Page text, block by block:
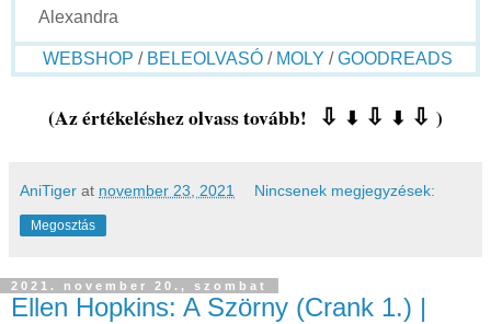
Alexandra
WEBSHOP / BELEOLVASÓ / MOLY /GOODREADS
(Az értékeléshez olvass tovább! ⇩ ⬇ ⇩ ⬇ ⇩ )
AniTiger at november 23, 2021 Nincsenek megjegyzések:
Megosztás
2021. november 20., szombat
Ellen Hopkins: A ​Szörny (Crank 1.) |